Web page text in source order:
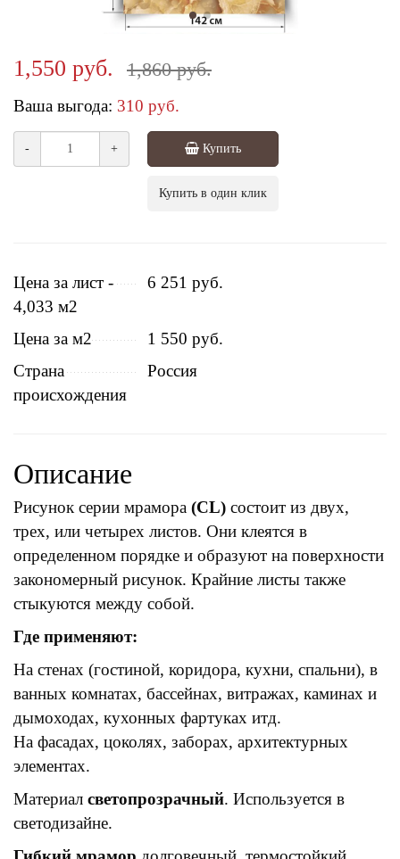
1,550 руб. 1,860 руб.
Ваша выгода: 310 руб.
- + Купить
Купить в один клик
Цена за лист -
4,033 м2
6 251 руб.
Цена за м2
1 550 руб.
Страна
происхождения
Россия
Описание
Рисунок серии мрамора (CL) состоит из двух,
трех, или четырех листов. Они клеятся в
определенном порядке и образуют на поверхности
закономерный рисунок. Крайние листы также
стыкуются между собой.
Где применяют:
На стенах (гостиной, коридора, кухни, спальни), в
ванных комнатах, бассейнах, витражах, каминах и
дымоходах, кухонных фартуках итд.
На фасадах, цоколях, заборах, архитектурных
элементах.
Материал светопрозрачный. Используется в
светодизайне.